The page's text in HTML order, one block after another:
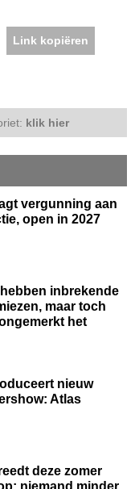
Link kopiëren
klik hier
vergunning aan
open in 2027
inbrekende
maar toch
het
nieuw
Atlas
deze zomer
niemand minder